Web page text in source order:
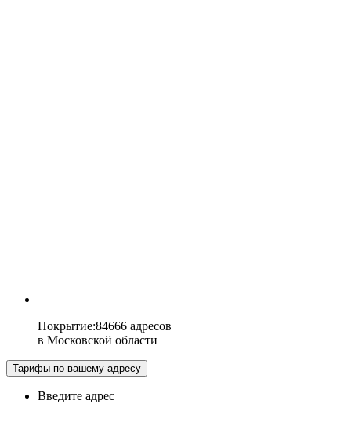
Покрытие:84666 адресов
в Московской области
Тарифы по вашему адресу
Введите адрес